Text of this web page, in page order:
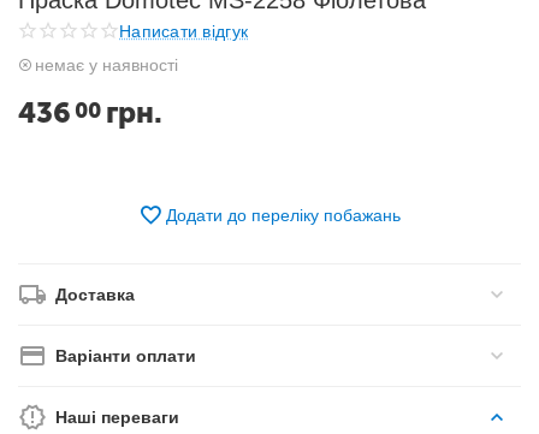
Написати відгук
немає у наявності
436 00 грн.
Додати до переліку побажань
Доставка
Варіанти оплати
Наші переваги